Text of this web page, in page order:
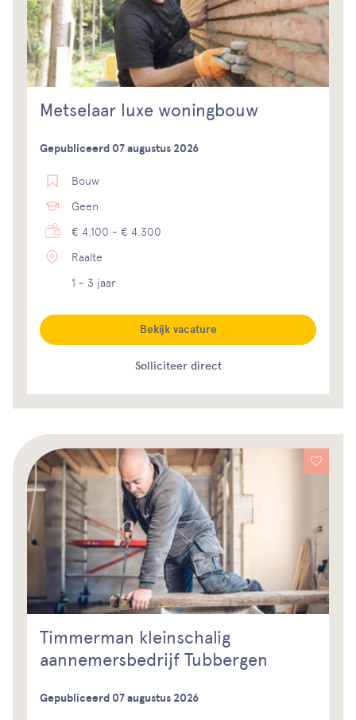
Metselaar luxe woningbouw
Gepubliceerd 07 augustus 2026
Bouw
Geen
€ 4.100 - € 4.300
Raalte
1 - 3 jaar
Solliciteer direct
Bekijk vacature
Timmerman kleinschalig
aannemersbedrijf Tubbergen
Gepubliceerd 07 augustus 2026